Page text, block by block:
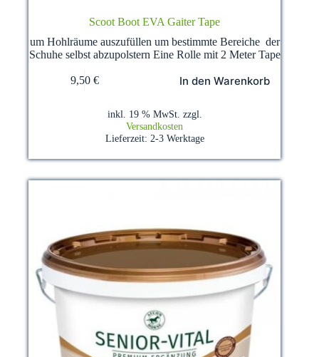
Scoot Boot EVA Gaiter Tape
um Hohlräume auszufüllen um bestimmte Bereiche der
Schuhe selbst abzupolstern Eine Rolle mit 2 Meter Tape
9,50 € In den Warenkorb
inkl. 19 % MwSt. zzgl.
Versandkosten
Lieferzeit: 2-3 Werktage